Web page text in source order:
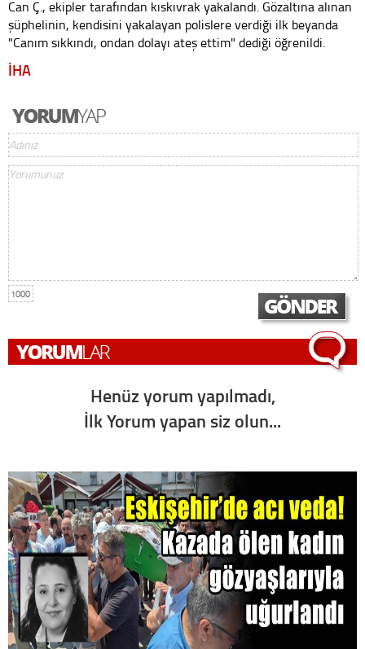
Can Ç., ekipler tarafından kıskıvrak yakalandı. Gözaltına alınan
şüphelinin, kendisini yakalayan polislere verdiği ilk beyanda
"Canım sıkkındı, ondan dolayı ateş ettim" dediği öğrenildi.
İHA
1000
Henüz yorum yapılmadı,
İlk Yorum yapan siz olun...